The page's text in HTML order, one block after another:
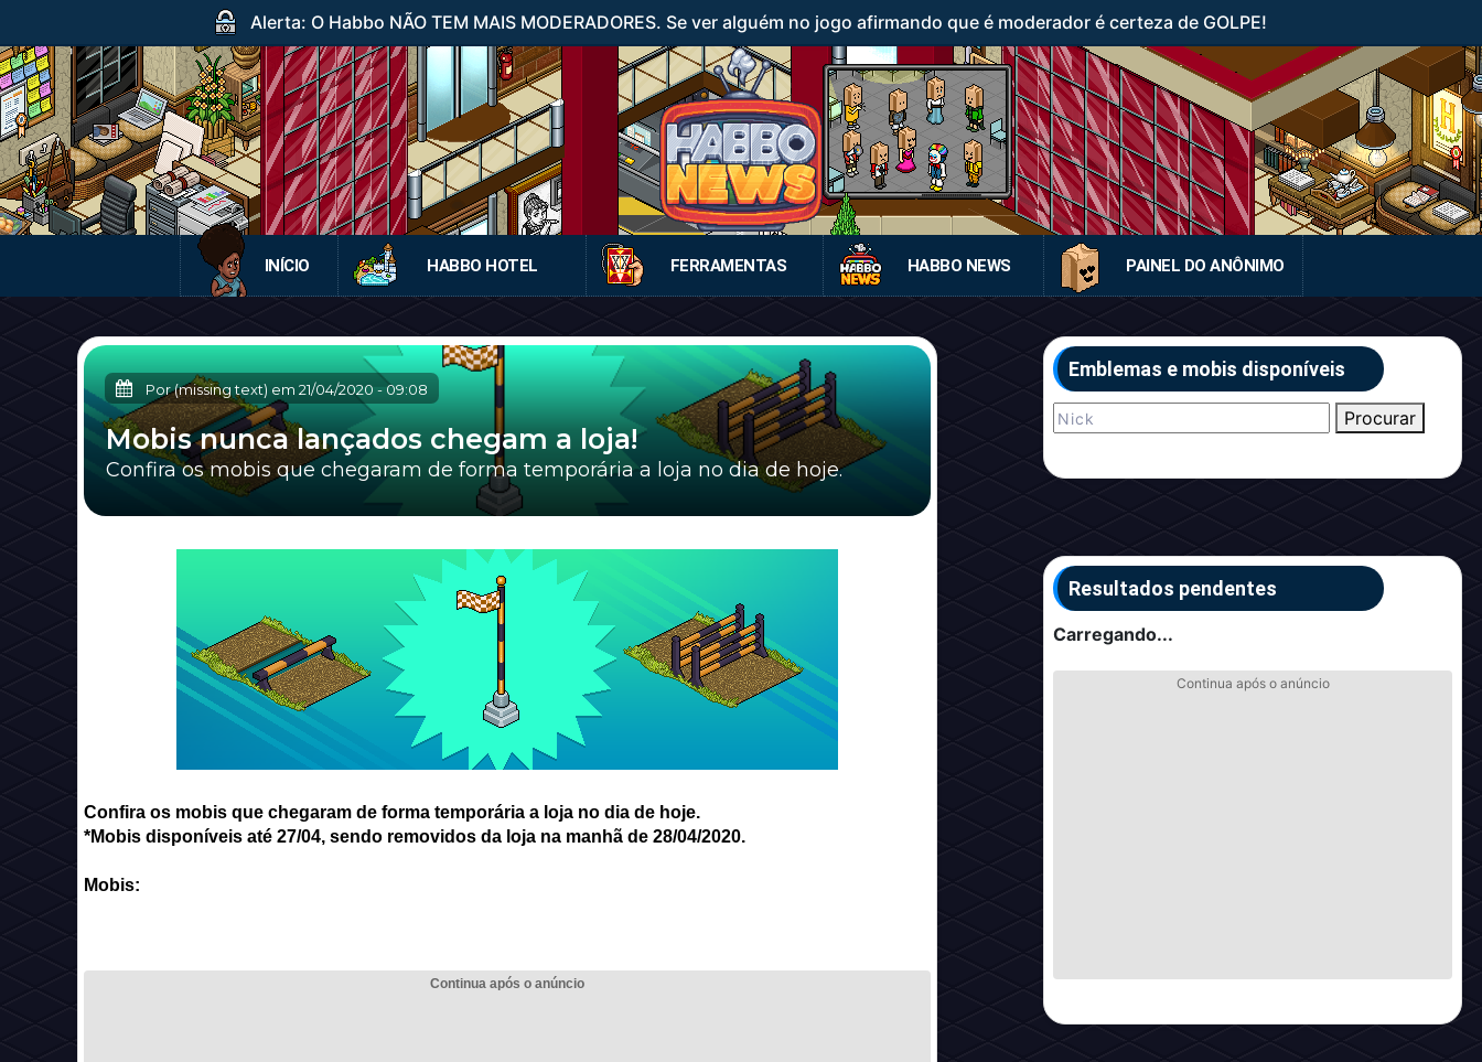
Alerta: O Habbo NÃO TEM MAIS MODERADORES. Se ver alguém no jogo afirmando que é moderador é certeza de GOLPE!
INÍCIO HABBO HOTEL FERRAMENTAS HABBO NEWS PAINEL DO ANÔNIMO
Por (missing text) em 21/04/2020 - 09:08
Mobis nunca lançados chegam a loja!
Confira os mobis que chegaram de forma temporária a loja no dia de hoje.
Confira os mobis que chegaram de forma temporária a loja no dia de hoje.
*Mobis disponíveis até 27/04, sendo removidos da loja na manhã de 28/04/2020.
Mobis:
Emblemas e mobis disponíveis
Procurar
Resultados pendentes
Carregando...